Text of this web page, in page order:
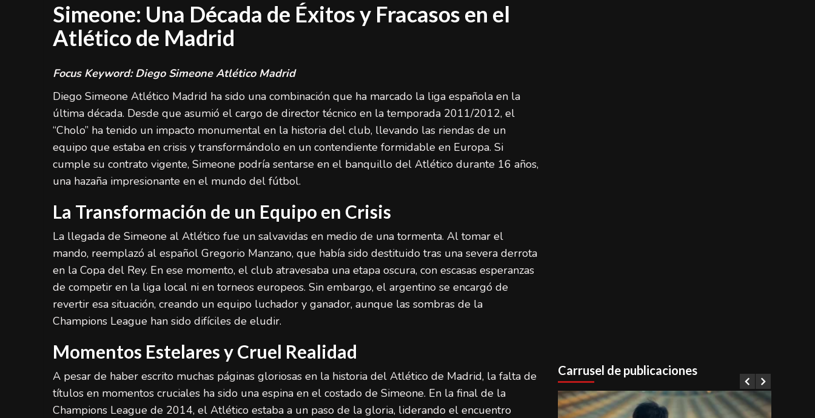
Simeone: Una Década de Éxitos y Fracasos en el
Atlético de Madrid
Focus Keyword: Diego Simeone Atlético Madrid
Diego Simeone Atlético Madrid ha sido una combinación que ha marcado la liga española en la
última década. Desde que asumió el cargo de director técnico en la temporada 2011/2012, el
“Cholo” ha tenido un impacto monumental en la historia del club, llevando las riendas de un
equipo que estaba en crisis y transformándolo en un contendiente formidable en Europa. Si
cumple su contrato vigente, Simeone podría sentarse en el banquillo del Atlético durante 16 años,
una hazaña impresionante en el mundo del fútbol.
La Transformación de un Equipo en Crisis
La llegada de Simeone al Atlético fue un salvavidas en medio de una tormenta. Al tomar el
mando, reemplazó al español Gregorio Manzano, que había sido destituido tras una severa derrota
en la Copa del Rey. En ese momento, el club atravesaba una etapa oscura, con escasas esperanzas
de competir en la liga local ni en torneos europeos. Sin embargo, el argentino se encargó de
revertir esa situación, creando un equipo luchador y ganador, aunque las sombras de la
Champions League han sido difíciles de eludir.
Momentos Estelares y Cruel Realidad
A pesar de haber escrito muchas páginas gloriosas en la historia del Atlético de Madrid, la falta de
títulos en momentos cruciales ha sido una espina en el costado de Simeone. En la final de la
Champions League de 2014, el Atlético estaba a un paso de la gloria, liderando el encuentro
Carrusel de publicaciones